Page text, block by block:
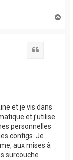
et je vis dans
et j’utilise
personnelles
configs. Je
aux mises à
surcouche